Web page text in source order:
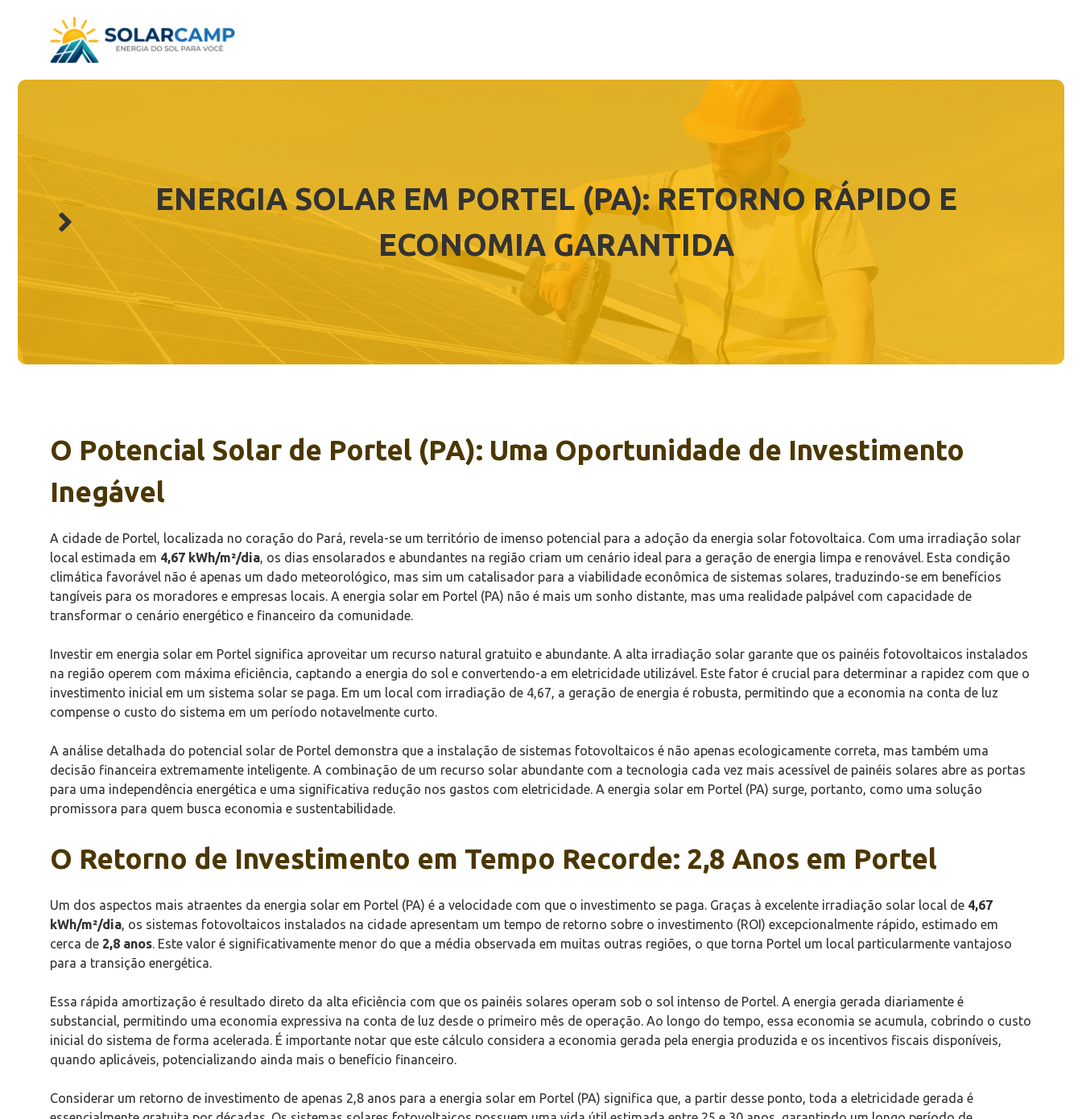
conteúdo
ENERGIA SOLAR EM PORTEL (PA): RETORNO RÁPIDO E
ECONOMIA GARANTIDA
O Potencial Solar de Portel (PA): Uma Oportunidade de Investimento
Inegável
A cidade de Portel, localizada no coração do Pará, revela-se um território de imenso potencial para a adoção da energia solar fotovoltaica. Com uma irradiação solar
local estimada em 4,67 kWh/m²/dia , os dias ensolarados e abundantes na região criam um cenário ideal para a geração de energia limpa e renovável. Esta condição
climática favorável não é apenas um dado meteorológico, mas sim um catalisador para a viabilidade econômica de sistemas solares, traduzindo-se em benefícios
tangíveis para os moradores e empresas locais. A energia solar em Portel (PA) não é mais um sonho distante, mas uma realidade palpável com capacidade de
transformar o cenário energético e financeiro da comunidade.
Investir em energia solar em Portel significa aproveitar um recurso natural gratuito e abundante. A alta irradiação solar garante que os painéis fotovoltaicos instalados
na região operem com máxima eficiência, captando a energia do sol e convertendo-a em eletricidade utilizável. Este fator é crucial para determinar a rapidez com que o
investimento inicial em um sistema solar se paga. Em um local com irradiação de 4,67, a geração de energia é robusta, permitindo que a economia na conta de luz
compense o custo do sistema em um período notavelmente curto.
A análise detalhada do potencial solar de Portel demonstra que a instalação de sistemas fotovoltaicos é não apenas ecologicamente correta, mas também uma
decisão financeira extremamente inteligente. A combinação de um recurso solar abundante com a tecnologia cada vez mais acessível de painéis solares abre as portas
para uma independência energética e uma significativa redução nos gastos com eletricidade. A energia solar em Portel (PA) surge, portanto, como uma solução
promissora para quem busca economia e sustentabilidade.
O Retorno de Investimento em Tempo Recorde: 2,8 Anos em Portel
Um dos aspectos mais atraentes da energia solar em Portel (PA) é a velocidade com que o investimento se paga. Graças à excelente irradiação solar local de 4,67
kWh/m²/dia , os sistemas fotovoltaicos instalados na cidade apresentam um tempo de retorno sobre o investimento (ROI) excepcionalmente rápido, estimado em
cerca de 2,8 anos . Este valor é significativamente menor do que a média observada em muitas outras regiões, o que torna Portel um local particularmente vantajoso
para a transição energética.
Essa rápida amortização é resultado direto da alta eficiência com que os painéis solares operam sob o sol intenso de Portel. A energia gerada diariamente é
substancial, permitindo uma economia expressiva na conta de luz desde o primeiro mês de operação. Ao longo do tempo, essa economia se acumula, cobrindo o custo
inicial do sistema de forma acelerada. É importante notar que este cálculo considera a economia gerada pela energia produzida e os incentivos fiscais disponíveis,
quando aplicáveis, potencializando ainda mais o benefício financeiro.
Considerar um retorno de investimento de apenas 2,8 anos para a energia solar em Portel (PA) significa que, a partir desse ponto, toda a eletricidade gerada é